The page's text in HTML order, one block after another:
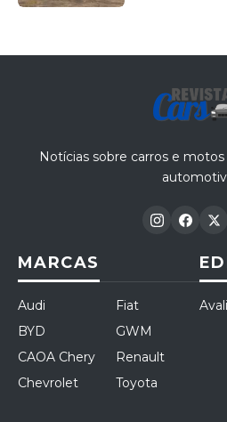
Notícias sobre carros e
MARCAS
Audi
BYD
CAOA Chery
Chevrolet
Fiat
GWM
Renault
Toyota